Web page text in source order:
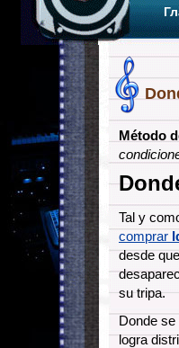
Método
Tal y
comprar
desde
su tripa.
Donde
logra